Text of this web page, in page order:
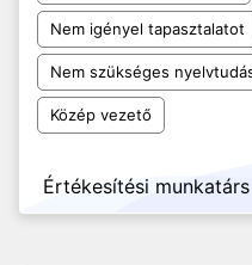
Nem igényel tapasztalatot
Nem szükséges
Közép vezető
Értékesítési munkatárs